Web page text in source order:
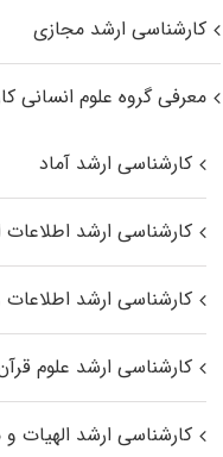
کارشناسی ارشد مجازی
معرفی گروه علوم انسانی
کارشناسی ارشد آماد
کارشناسی ارشد اطلاعات
کارشناسی ارشد
کارشناسی ارشد علوم
کارشناسی ارشد